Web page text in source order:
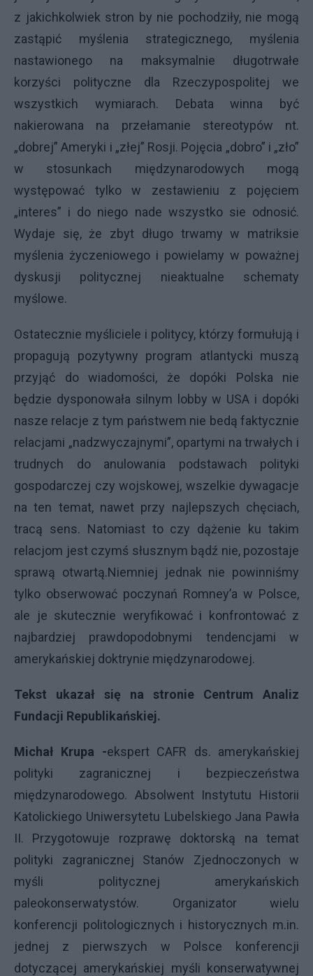
z jakichkolwiek stron by nie pochodziły, nie mogą
zastąpić myślenia strategicznego, myślenia
nastawionego na maksymalnie długotrwałe
korzyści polityczne dla Rzeczypospolitej we
wszystkich wymiarach. Debata winna być
nakierowana na przełamanie stereotypów nt.
„dobrej” Ameryki i „złej” Rosji. Pojęcia „dobro” i „zło”
w stosunkach międzynarodowych mogą
występować tylko w zestawieniu z pojęciem
„interes” i do niego nade wszystko sie odnosić.
Wydaje się, że zbyt długo trwamy w matriksie
myślenia życzeniowego i powielamy w poważnej
dyskusji politycznej nieaktualne schematy
myślowe.
Ostatecznie myśliciele i politycy, którzy formułują i
propagują pozytywny program atlantycki muszą
przyjąć do wiadomości, że dopóki Polska nie
będzie dysponowała silnym lobby w USA i dopóki
nasze relacje z tym państwem nie bedą faktycznie
relacjami „nadzwyczajnymi”, opartymi na trwałych i
trudnych do anulowania podstawach polityki
gospodarczej czy wojskowej, wszelkie dywagacje
na ten temat, nawet przy najlepszych chęciach,
tracą sens. Natomiast to czy dążenie ku takim
relacjom jest czymś słusznym bądź nie, pozostaje
sprawą otwartą.Niemniej jednak nie powinniśmy
tylko obserwować poczynań Romney’a w Polsce,
ale je skutecznie weryfikować i konfrontować z
najbardziej prawdopodobnymi tendencjami w
amerykańskiej doktrynie międzynarodowej.
Tekst ukazał się na stronie Centrum Analiz
Fundacji Republikańskiej.
Michał Krupa -ekspert CAFR ds. amerykańskiej
polityki zagranicznej i bezpieczeństwa
międzynarodowego. Absolwent Instytutu Historii
Katolickiego Uniwersytetu Lubelskiego Jana Pawła
II. Przygotowuje rozprawę doktorską na temat
polityki zagranicznej Stanów Zjednoczonych w
myśli politycznej amerykańskich
paleokonserwatystów. Organizator wielu
konferencji politologicznych i historycznych m.in.
jednej z pierwszych w Polsce konferencji
dotyczącej amerykańskiej myśli konserwatywnej